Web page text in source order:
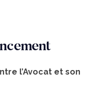
l’Avocat et son